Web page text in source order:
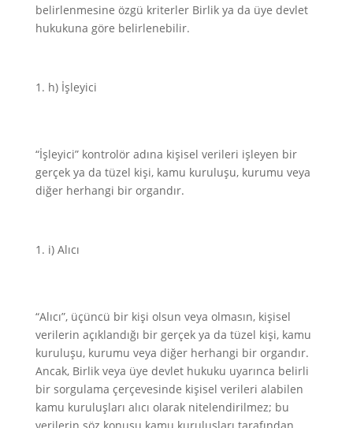
belirlenmesine özgü kriterler Birlik ya da üye devlet
hukukuna göre belirlenebilir.
h) İşleyici
“İşleyici” kontrolör adına kişisel verileri işleyen bir
gerçek ya da tüzel kişi, kamu kuruluşu, kurumu veya
diğer herhangi bir organdır.
i) Alıcı
“Alıcı”, üçüncü bir kişi olsun veya olmasın, kişisel
verilerin açıklandığı bir gerçek ya da tüzel kişi, kamu
kuruluşu, kurumu veya diğer herhangi bir organdır.
Ancak, Birlik veya üye devlet hukuku uyarınca belirli
bir sorgulama çerçevesinde kişisel verileri alabilen
kamu kuruluşları alıcı olarak nitelendirilmez; bu